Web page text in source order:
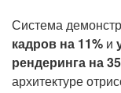
Система
кадров на 11% и
рендеринга на
архитектуре